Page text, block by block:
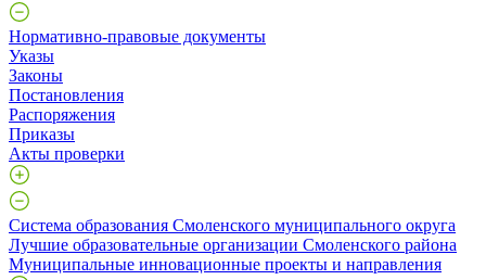
Нормативно-правовые документы
Указы
Законы
Постановления
Распоряжения
Приказы
Акты проверки
Система образования Смоленского муниципального округа
Лучшие образовательные организации Смоленского района
Муниципальные инновационные проекты и направления